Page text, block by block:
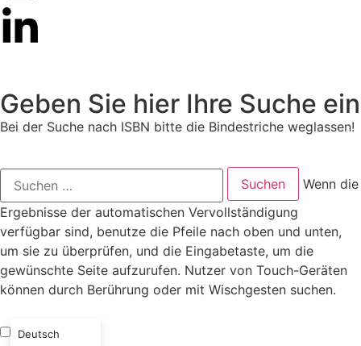
Geben Sie hier Ihre Suche ein
Bei der Suche nach ISBN bitte die Bindestriche weglassen!
Wenn die
Ergebnisse der automatischen Vervollständigung
verfügbar sind, benutze die Pfeile nach oben und unten,
um sie zu überprüfen, und die Eingabetaste, um die
gewünschte Seite aufzurufen. Nutzer von Touch-Geräten
können durch Berührung oder mit Wischgesten suchen.
Deutsch